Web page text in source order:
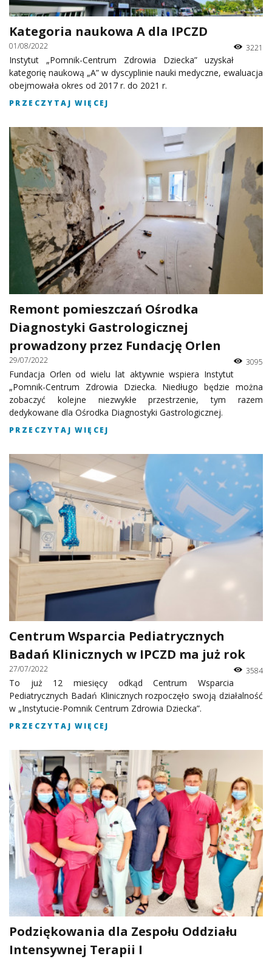
Kategoria naukowa A dla IPCZD
01/08/2022 3221
Instytut „Pomnik-Centrum Zdrowia Dziecka” uzyskał
kategorię naukową „A” w dyscyplinie nauki medyczne, ewaluacja
obejmowała okres od 2017 r. do 2021 r.
PRZECZYTAJ WIĘCEJ
Remont pomieszczań Ośrodka
Diagnostyki Gastrologicznej
prowadzony przez Fundację Orlen
29/07/2022 3095
Fundacja Orlen od wielu lat aktywnie wspiera Instytut
„Pomnik-Centrum Zdrowia Dziecka. Niedługo będzie można
zobaczyć kolejne niezwykłe przestrzenie, tym razem
dedykowane dla Ośrodka Diagnostyki Gastrologicznej.
PRZECZYTAJ WIĘCEJ
Centrum Wsparcia Pediatrycznych
Badań Klinicznych w IPCZD ma już rok
27/07/2022 3584
To już 12 miesięcy odkąd Centrum Wsparcia
Pediatrycznych Badań Klinicznych rozpoczęło swoją działalność
w „Instytucie-Pomnik Centrum Zdrowia Dziecka”.
PRZECZYTAJ WIĘCEJ
Podziękowania dla Zespołu Oddziału
Intensywnej Terapii I